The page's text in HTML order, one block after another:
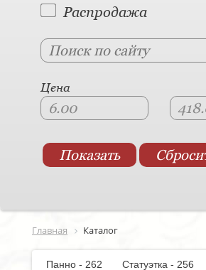
Распродажа
Цена
Главная Каталог
Панно - 262 Статуэтка - 256